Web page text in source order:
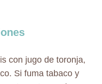
con jugo de toronja,
Si fuma tabaco y